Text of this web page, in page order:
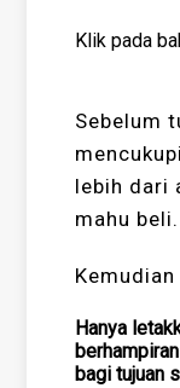
Klik pada
Sebelum
lebih dari
mahu beli.
Kemudian
Hanya
bagi tujuan